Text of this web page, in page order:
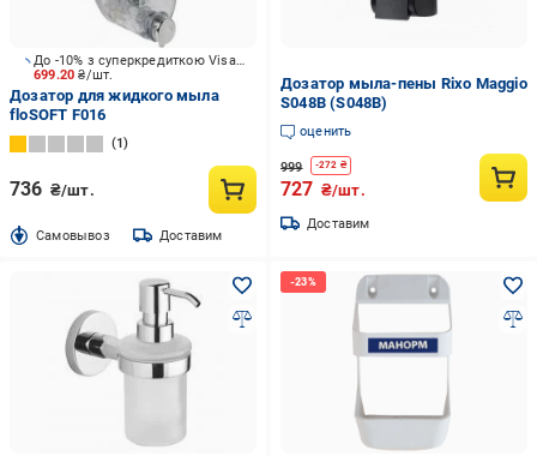
699.20₴/шт.
До -10% з суперкредиткою Visa Вигода
Дозатор для жидкого мыла
floSOFT F016
1
736 ₴/шт.
Cамовывоз Доставим
Дозатор мыла-пены Rixo Maggio
S048B (S048B)
оценить
999 -272 ₴
727 ₴/шт.
Доставим